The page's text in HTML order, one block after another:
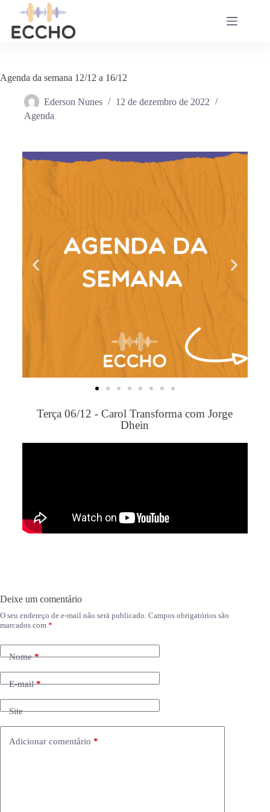
Agenda da semana 12/12 a 16/12
Ederson Nunes
12 de dezembro de 2022
Agenda
Terça 06/12 - Carol Transforma com Jorge
Dhein
Deixe um comentário
O seu endereço de e-mail não será publicado. Campos obrigatórios são
marcados com *
Nome*
E-mail*
Site
Adicionar comentário *